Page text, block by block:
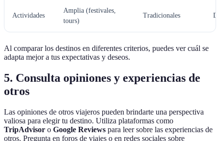
Actividades
Amplia (festivales,
tours)
Tradicionales
Al comparar los destinos en diferentes criterios, puedes ver cuál se
adapta mejor a tus expectativas y deseos.
5. Consulta opiniones y experiencias de
otros
Las opiniones de otros viajeros pueden brindarte una perspectiva
valiosa para elegir tu destino. Utiliza plataformas como
TripAdvisor o Google Reviews para leer sobre las experiencias de
otros. Pregunta en foros de viajes o en redes sociales sobre